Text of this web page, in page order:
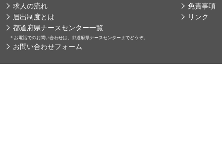
求人の流れ
届出制度とは
都道府県ナースセンター一覧
＊ お電話でのお問い合わせは、都道府県ナースセンターまでどうぞ。
お問い合わせフォーム
免責事項
リンク